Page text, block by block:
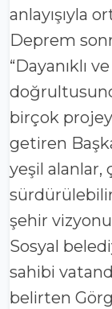
anlayışıyla
Deprem
“Dayanıklı
birçok
getiren
yeşil alanlar,
şehir
Sosyal
sahibi
belirten